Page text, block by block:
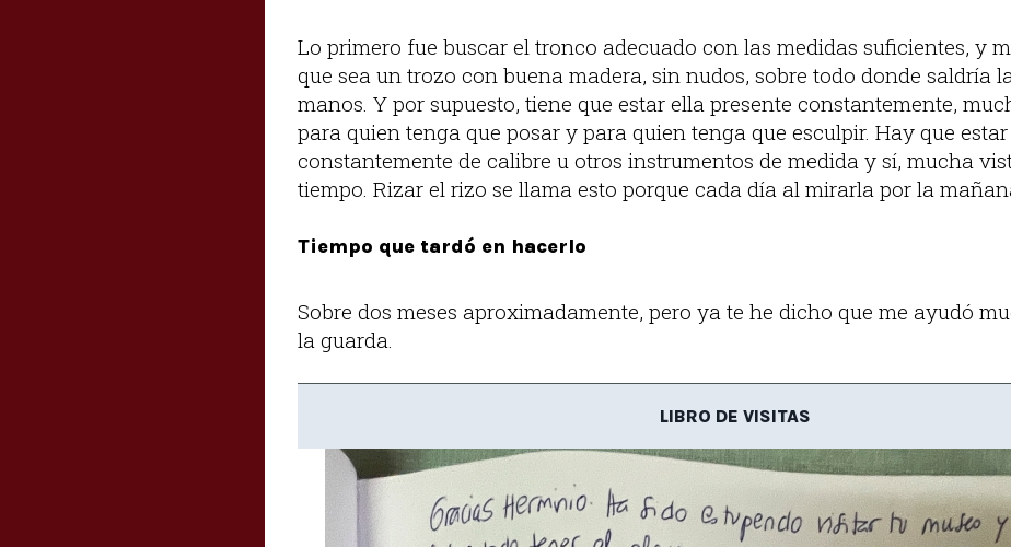
Lo primero fue buscar el tronco adecuado con las medidas suficientes, y
que sea un trozo con buena madera, sin nudos, sobre todo donde saldría
manos. Y por supuesto, tiene que estar ella presente constantemente,
para quien tenga que posar y para quien tenga que esculpir. Hay que
constantemente de calibre u otros instrumentos de medida y sí, mucha
tiempo. Rizar el rizo se llama esto porque cada día al mirarla por la
Tiempo que tardó en hacerlo
Sobre dos meses aproximadamente, pero ya te he dicho que me ayudó
la guarda.
LIBRO DE VISITAS